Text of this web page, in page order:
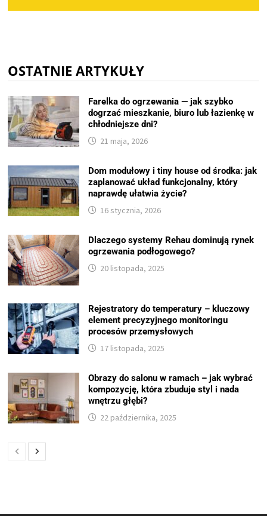
OSTATNIE ARTYKUŁY
Farelka do ogrzewania — jak szybko
dogrzać mieszkanie, biuro lub łazienkę w
chłodniejsze dni?
21 maja, 2026
Dom modułowy i tiny house od środka: jak
zaplanować układ funkcjonalny, który
naprawdę ułatwia życie?
16 stycznia, 2026
Dlaczego systemy Rehau dominują rynek
ogrzewania podłogowego?
20 listopada, 2025
Rejestratory do temperatury – kluczowy
element precyzyjnego monitoringu
procesów przemysłowych
17 listopada, 2025
Obrazy do salonu w ramach – jak wybrać
kompozycję, która zbuduje styl i nada
wnętrzu głębi?
22 października, 2025